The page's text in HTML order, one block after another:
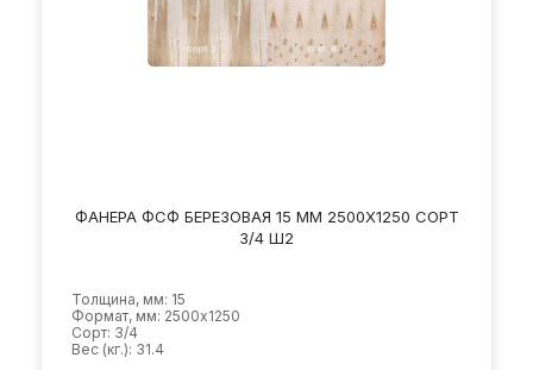
ФАНЕРА ФСФ БЕРЕЗОВАЯ 15 ММ 2500Х1250 СОРТ
3/4 Ш2
Толщина, мм: 15
Формат, мм: 2500х1250
Сорт: 3/4
Вес (кг.): 31.4